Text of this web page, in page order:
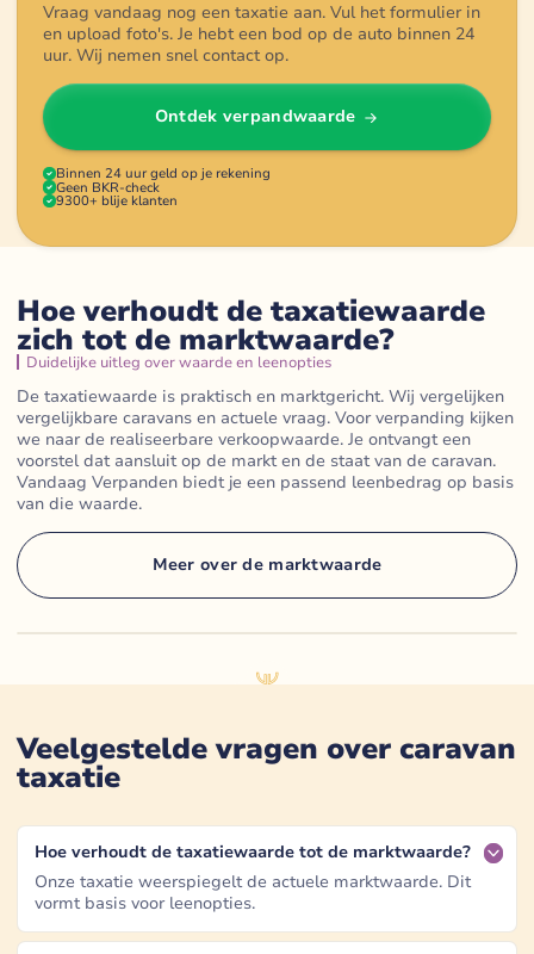
Vraag vandaag nog een taxatie aan. Vul het formulier in
en upload foto's. Je hebt een bod op de auto binnen 24
uur. Wij nemen snel contact op.
Ontdek verpandwaarde
Binnen 24 uur geld op je rekening
Geen BKR-check
9300+ blije klanten
Hoe verhoudt de taxatiewaarde
zich tot de marktwaarde?
Duidelijke uitleg over waarde en leenopties
De taxatiewaarde is praktisch en marktgericht. Wij vergelijken
vergelijkbare caravans en actuele vraag. Voor verpanding kijken
we naar de realiseerbare verkoopwaarde. Je ontvangt een
voorstel dat aansluit op de markt en de staat van de caravan.
Vandaag Verpanden biedt je een passend leenbedrag op basis
van die waarde.
Meer over de marktwaarde
Veelgestelde vragen over caravan
taxatie
Hoe verhoudt de taxatiewaarde tot de marktwaarde?
Onze taxatie weerspiegelt de actuele marktwaarde. Dit
vormt basis voor leenopties.